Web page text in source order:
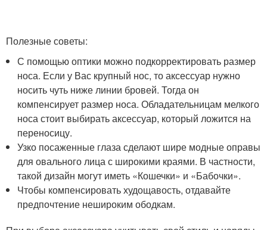
Полезные советы:
С помощью оптики можно подкорректировать размер
носа. Если у Вас крупный нос, то аксессуар нужно
носить чуть ниже линии бровей. Тогда он
компенсирует размер носа. Обладательницам мелкого
носа стоит выбирать аксессуар, который ложится на
переносицу.
Узко посаженные глаза сделают шире модные оправы
для овального лица с широкими краями. В частности,
такой дизайн могут иметь «Кошечки» и «Бабочки».
Чтобы компенсировать худощавость, отдавайте
предпочтение нешироким ободкам.